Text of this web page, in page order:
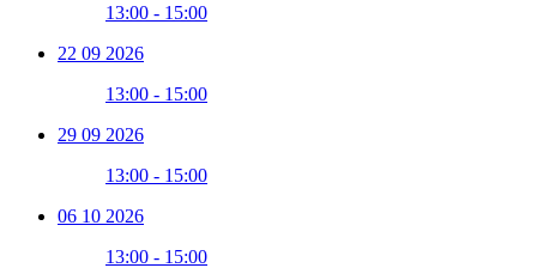
13:00 - 15:00
22 09 2026
13:00 - 15:00
29 09 2026
13:00 - 15:00
06 10 2026
13:00 - 15:00